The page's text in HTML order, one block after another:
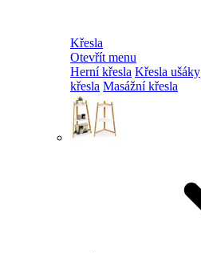
Křesla
Otevřít menu
Herní křesla Křesla ušáky
křesla Masážní křesla